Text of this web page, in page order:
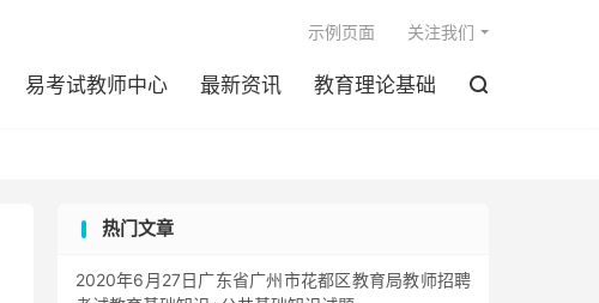
易考试教师中心 最新资讯 教育理论基础 
示例页面 关注我们
热门文章
2020年6月27日广东省广州市花都区教育局教师招聘